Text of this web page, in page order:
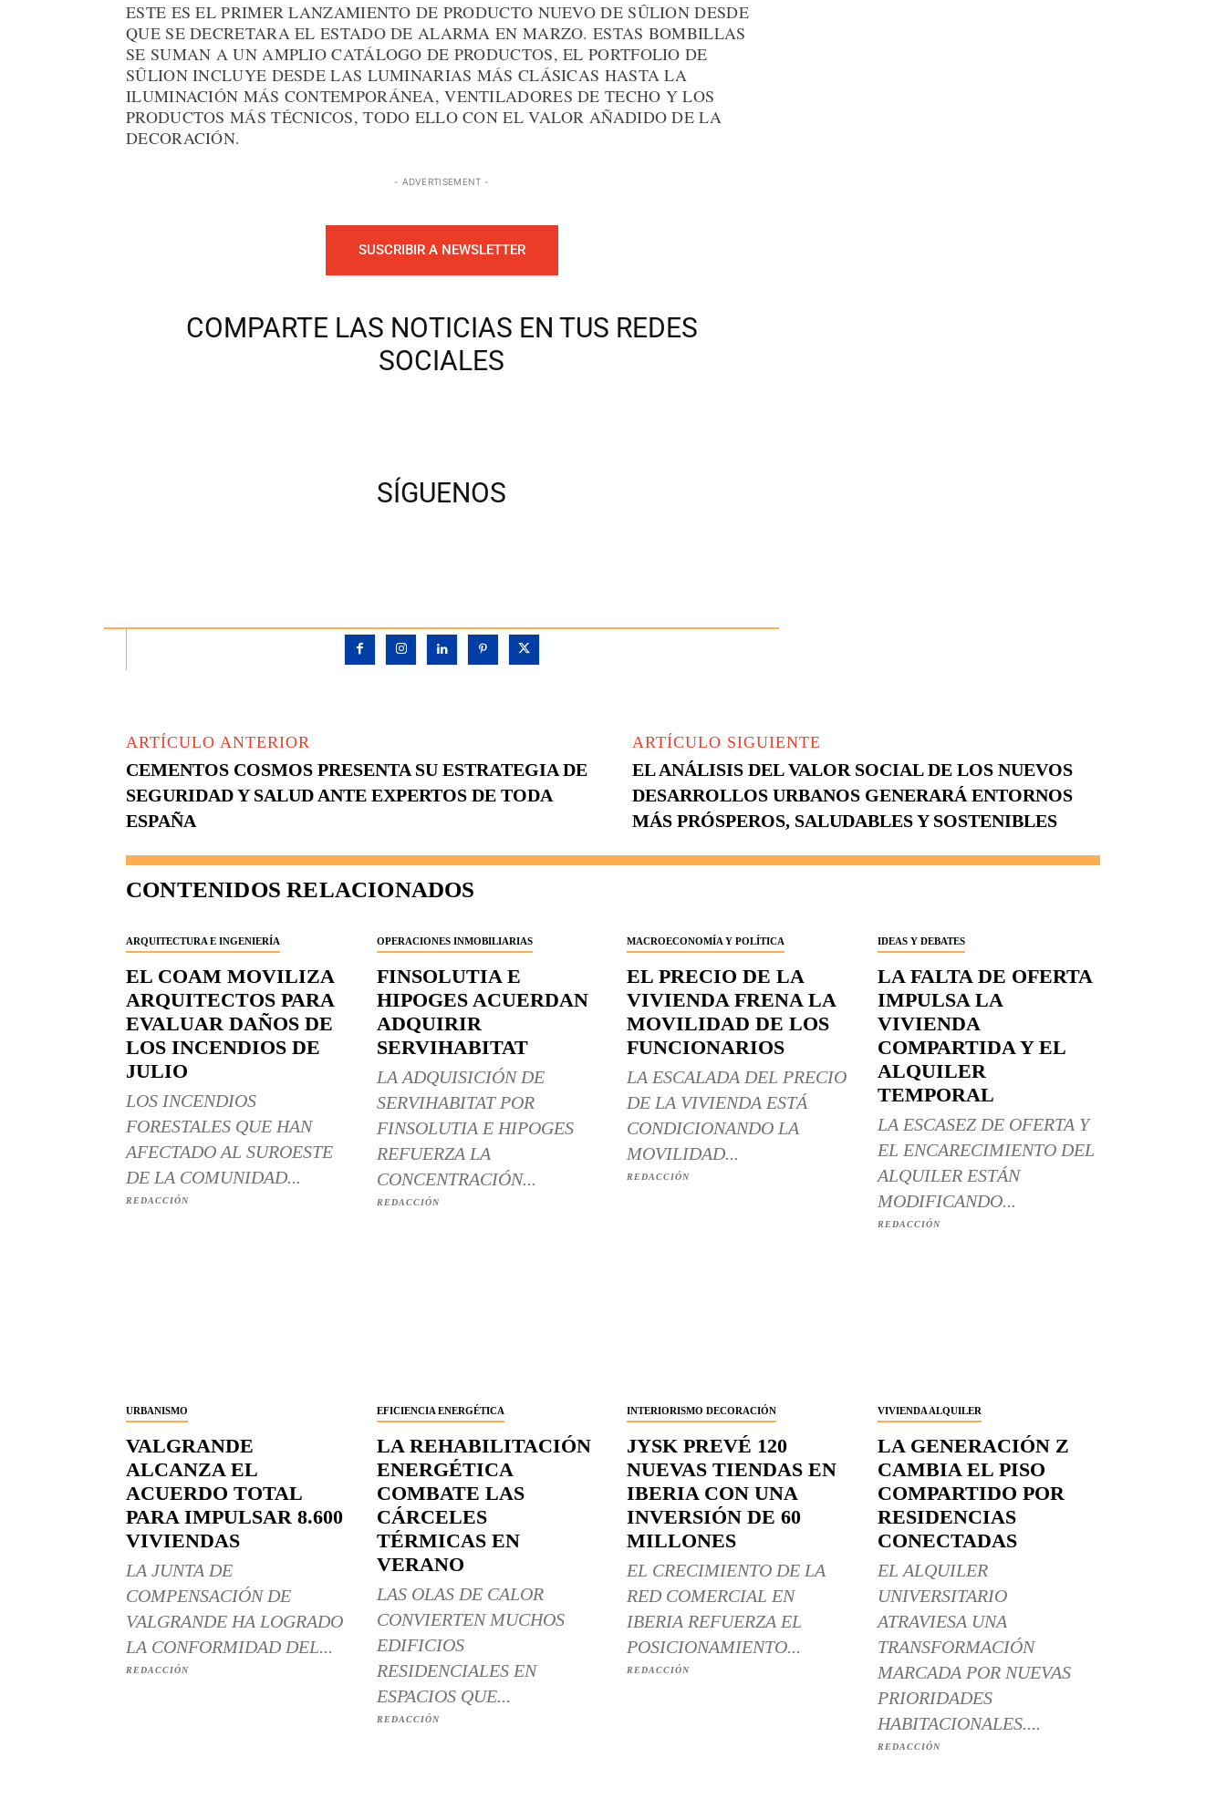
ESTE ES EL PRIMER LANZAMIENTO DE PRODUCTO NUEVO DE SÛLION DESDE
QUE SE DECRETARA EL ESTADO DE ALARMA EN MARZO. ESTAS BOMBILLAS
SE SUMAN A UN AMPLIO CATÁLOGO DE PRODUCTOS, EL PORTFOLIO DE
SÛLION INCLUYE DESDE LAS LUMINARIAS MÁS CLÁSICAS HASTA LA
ILUMINACIÓN MÁS CONTEMPORÁNEA, VENTILADORES DE TECHO Y LOS
PRODUCTOS MÁS TÉCNICOS, TODO ELLO CON EL VALOR AÑADIDO DE LA
DECORACIÓN.
- ADVERTISEMENT -
SUSCRIBIR A NEWSLETTER
COMPARTE LAS NOTICIAS EN TUS REDES
SOCIALES
SÍGUENOS
ARTÍCULO ANTERIOR
CEMENTOS COSMOS PRESENTA SU ESTRATEGIA DE
SEGURIDAD Y SALUD ANTE EXPERTOS DE TODA
ESPAÑA
ARTÍCULO SIGUIENTE
EL ANÁLISIS DEL VALOR SOCIAL DE LOS NUEVOS
DESARROLLOS URBANOS GENERARÁ ENTORNOS
MÁS PRÓSPEROS, SALUDABLES Y SOSTENIBLES
CONTENIDOS RELACIONADOS
ARQUITECTURA E INGENIERÍA
EL COAM MOVILIZA
ARQUITECTOS PARA
EVALUAR DAÑOS DE
LOS INCENDIOS DE
JULIO
LOS INCENDIOS
FORESTALES QUE HAN
AFECTADO AL SUROESTE
DE LA COMUNIDAD...
REDACCIÓN
OPERACIONES INMOBILIARIAS
FINSOLUTIA E
HIPOGES ACUERDAN
ADQUIRIR
SERVIHABITAT
LA ADQUISICIÓN DE
SERVIHABITAT POR
FINSOLUTIA E HIPOGES
REFUERZA LA
CONCENTRACIÓN...
REDACCIÓN
MACROECONOMÍA Y POLÍTICA
EL PRECIO DE LA
VIVIENDA FRENA LA
MOVILIDAD DE LOS
FUNCIONARIOS
LA ESCALADA DEL PRECIO
DE LA VIVIENDA ESTÁ
CONDICIONANDO LA
MOVILIDAD...
REDACCIÓN
IDEAS Y DEBATES
LA FALTA DE OFERTA
IMPULSA LA
VIVIENDA
COMPARTIDA Y EL
ALQUILER
TEMPORAL
LA ESCASEZ DE OFERTA Y
EL ENCARECIMIENTO DEL
ALQUILER ESTÁN
MODIFICANDO...
REDACCIÓN
URBANISMO
VALGRANDE
ALCANZA EL
ACUERDO TOTAL
PARA IMPULSAR 8.600
VIVIENDAS
LA JUNTA DE
COMPENSACIÓN DE
VALGRANDE HA LOGRADO
LA CONFORMIDAD DEL...
REDACCIÓN
EFICIENCIA ENERGÉTICA
LA REHABILITACIÓN
ENERGÉTICA
COMBATE LAS
CÁRCELES
TÉRMICAS EN
VERANO
LAS OLAS DE CALOR
CONVIERTEN MUCHOS
EDIFICIOS
RESIDENCIALES EN
ESPACIOS QUE...
REDACCIÓN
INTERIORISMO DECORACIÓN
JYSK PREVÉ 120
NUEVAS TIENDAS EN
IBERIA CON UNA
INVERSIÓN DE 60
MILLONES
EL CRECIMIENTO DE LA
RED COMERCIAL EN
IBERIA REFUERZA EL
POSICIONAMIENTO...
REDACCIÓN
VIVIENDA ALQUILER
LA GENERACIÓN Z
CAMBIA EL PISO
COMPARTIDO POR
RESIDENCIAS
CONECTADAS
EL ALQUILER
UNIVERSITARIO
ATRAVIESA UNA
TRANSFORMACIÓN
MARCADA POR NUEVAS
PRIORIDADES
HABITACIONALES....
REDACCIÓN